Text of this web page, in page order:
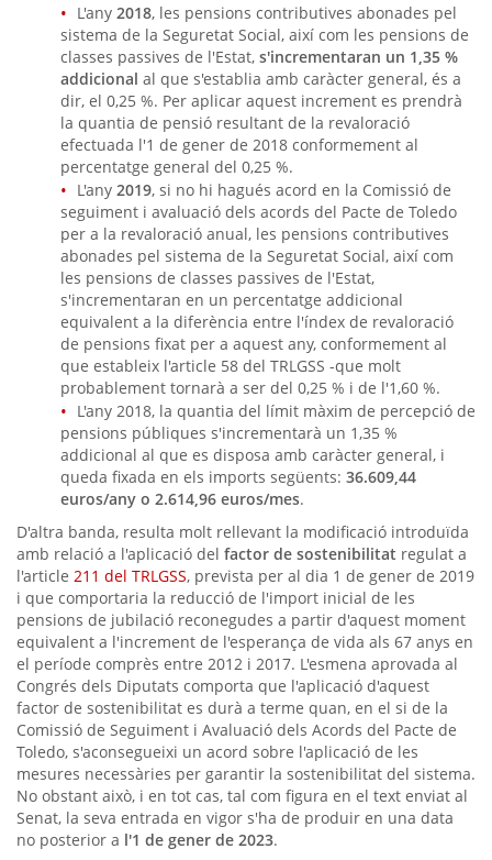
L'any 2018, les pensions contributives abonades pel
sistema de la Seguretat Social, així com les pensions de
classes passives de l'Estat, s'incrementaran un 1,35 %
addicional al que s'establia amb caràcter general, és a
dir, el 0,25 %. Per aplicar aquest increment es prendrà
la quantia de pensió resultant de la revaloració
efectuada l'1 de gener de 2018 conformement al
percentatge general del 0,25 %.
L'any 2019, si no hi hagués acord en la Comissió de
seguiment i avaluació dels acords del Pacte de Toledo
per a la revaloració anual, les pensions contributives
abonades pel sistema de la Seguretat Social, així com
les pensions de classes passives de l'Estat,
s'incrementaran en un percentatge addicional
equivalent a la diferència entre l'índex de revaloració
de pensions fixat per a aquest any, conformement al
que estableix l'article 58 del TRLGSS -que molt
probablement tornarà a ser del 0,25 % i de l'1,60 %.
L'any 2018, la quantia del límit màxim de percepció de
pensions públiques s'incrementarà un 1,35 %
addicional al que es disposa amb caràcter general, i
queda fixada en els imports següents: 36.609,44
euros/any o 2.614,96 euros/mes.
D'altra banda, resulta molt rellevant la modificació introduïda
amb relació a l'aplicació del factor de sostenibilitat regulat a
l'article 211 del TRLGSS, prevista per al dia 1 de gener de 2019
i que comportaria la reducció de l'import inicial de les
pensions de jubilació reconegudes a partir d'aquest moment
equivalent a l'increment de l'esperança de vida als 67 anys en
el període comprès entre 2012 i 2017. L'esmena aprovada al
Congrés dels Diputats comporta que l'aplicació d'aquest
factor de sostenibilitat es durà a terme quan, en el si de la
Comissió de Seguiment i Avaluació dels Acords del Pacte de
Toledo, s'aconsegueixi un acord sobre l'aplicació de les
mesures necessàries per garantir la sostenibilitat del sistema.
No obstant això, i en tot cas, tal com figura en el text enviat al
Senat, la seva entrada en vigor s'ha de produir en una data
no posterior a l'1 de gener de 2023.